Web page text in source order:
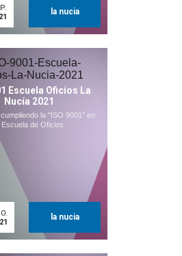
la nucia
Escuela Oficios La
Nucía 2021
la "ISO 9001" en
Escuela de Oficios
la nucia